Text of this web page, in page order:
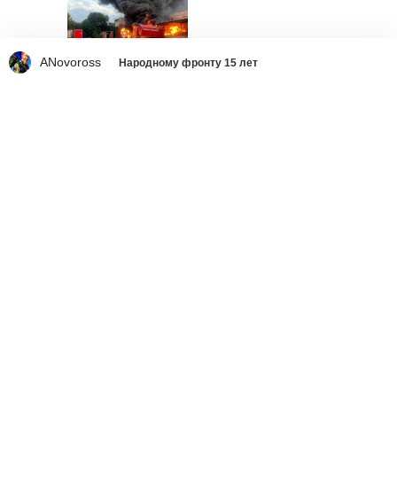
ANovoross Народному фронту 15 лет